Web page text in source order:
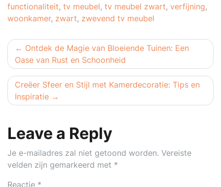
functionaliteit, tv meubel, tv meubel zwart, verfijning,
woonkamer, zwart, zwevend tv meubel
Berichtnavigatie
Ontdek de Magie van Bloeiende Tuinen: Een
Oase van Rust en Schoonheid
Creëer Sfeer en Stijl met Kamerdecoratie: Tips en
Inspiratie
Leave a Reply
Je e-mailadres zal niet getoond worden. Vereiste
velden zijn gemarkeerd met *
Reactie *